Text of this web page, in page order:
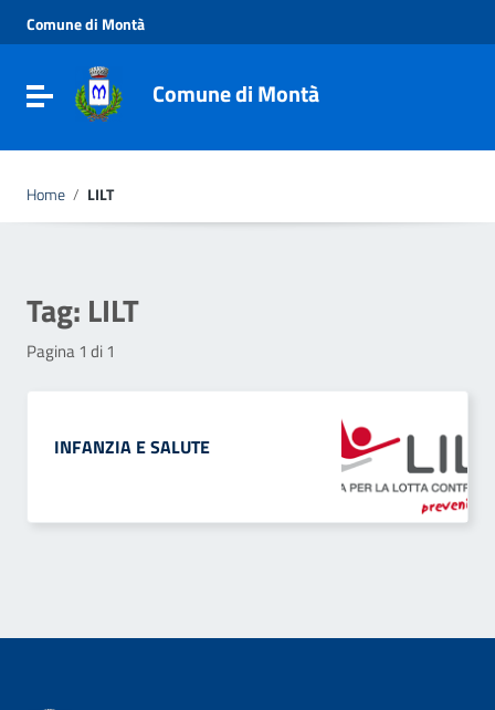
Vai al menu di navigazione
Vai al footer
Comune di Montà
Toggle navigationComune di Montà
Home / LILT
Tag: LILT
Pagina 1 di 1
INFANZIA E SALUTE